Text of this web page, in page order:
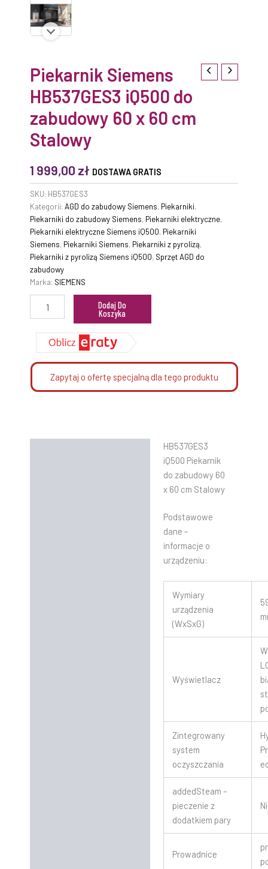
Piekarnik Siemens
HB537GES3 iQ500 do
zabudowy 60 x 60 cm
Stalowy
1 999,00 zł DOSTAWA GRATIS
SKU: HB537GES3
Kategorii: AGD do zabudowy Siemens, Piekarniki,
Piekarniki do zabudowy Siemens, Piekarniki elektryczne,
Piekarniki elektryczne Siemens iQ500, Piekarniki
Siemens, Piekarniki Siemens, Piekarniki z pyrolizą,
Piekarniki z pyrolizą Siemens iQ500, Sprzęt AGD do
zabudowy
Marka: SIEMENS
Dodaj Do
Koszyka
Zapytaj o ofertę specjalną dla tego produktu
HB537GES3
iQ500 Piekarnik
do zabudowy 60
x 60 cm Stalowy
Podstawowe
dane –
informacje o
urządzeniu:
Wymiary
urządzenia
(WxSxG)
Wyświetlacz
Zintegrowany
system
oczyszczania
addedSteam –
pieczenie z
dodatkiem pary
Prowadnice